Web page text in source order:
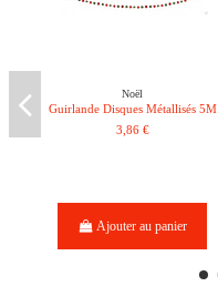
Noël
Guirlande Disques Métallisés 5M
3,86 €
Ajouter au panier